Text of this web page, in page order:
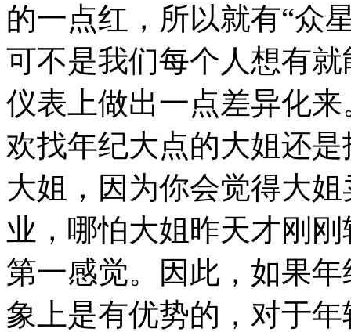
的一点红，所以就有“众
可不是我们每个人想有
仪表上做出一点差异化
欢找年纪大点的大姐还
大姐，因为你会觉得大
业，哪怕大姐昨天才刚
第一感觉。因此，如果
象上是有优势的，对于